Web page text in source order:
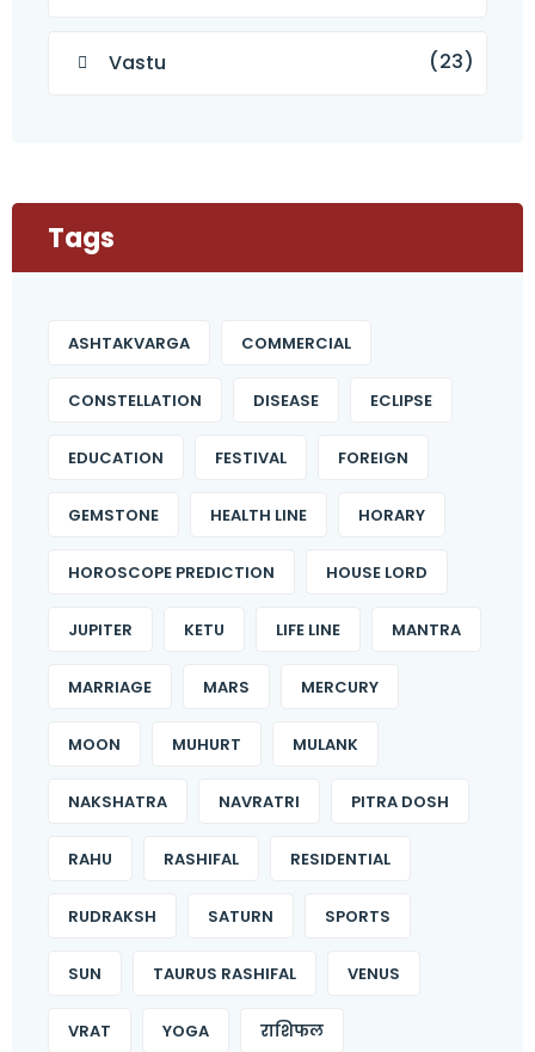
Vastu (23)
Tags
ASHTAKVARGA COMMERCIAL
CONSTELLATION DISEASE ECLIPSE
EDUCATION FESTIVAL FOREIGN
GEMSTONE HEALTH LINE HORARY
HOROSCOPE PREDICTION HOUSE LORD
JUPITER KETU LIFE LINE MANTRA
MARRIAGE MARS MERCURY
MOON MUHURT MULANK
NAKSHATRA NAVRATRI PITRA DOSH
RAHU RASHIFAL RESIDENTIAL
RUDRAKSH SATURN SPORTS
SUN TAURUS RASHIFAL VENUS
VRAT YOGA राशिफल